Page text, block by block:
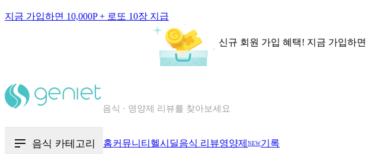
지금 가입하면 10,000P + 로또 10장 지급
신규 회원 가입 혜택! 지금 가입하면
칼로리와 영양성분을 검색해보세요
음식 · 영양제 리뷰를 찾아보세요
음식 카테고리 홈커뮤니티 헬시딜음식 리뷰영양제 NEW기록